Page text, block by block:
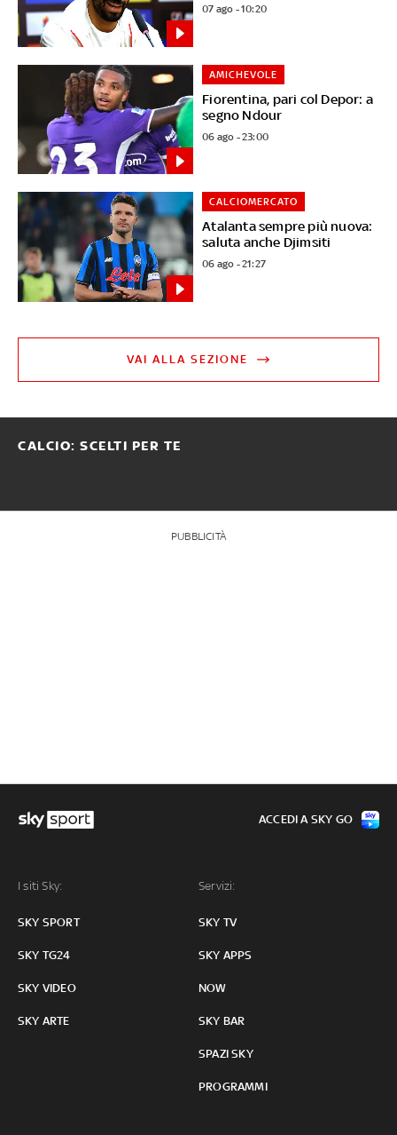
07 ago - 10:20
Fiorentina, pari col Depor: a
segno Ndour
AMICHEVOLE
06 ago - 23:00
Atalanta sempre più nuova:
saluta anche Djimsiti
CALCIOMERCATO
06 ago - 21:27
VAI ALLA SEZIONE
CALCIO: SCELTI PER TE
PUBBLICITÀ
I siti Sky:
SKY SPORT
SKY TG24
SKY VIDEO
SKY ARTE
Servizi:
SKY TV
SKY APPS
NOW
SKY BAR
SPAZI SKY
PROGRAMMI
ACCEDI A SKY GO